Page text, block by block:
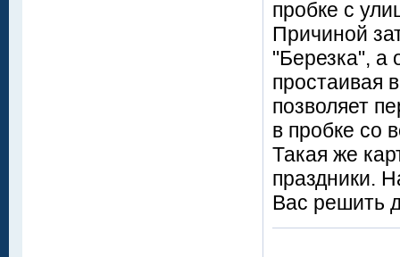
пробке с
Причиной
"Березка", а
простаивая
позволяет
в пробке со
Такая же
праздники.
Вас решить